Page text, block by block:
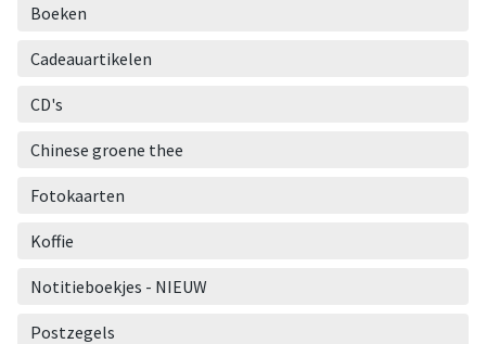
Boeken
Cadeauartikelen
CD's
Chinese groene thee
Fotokaarten
Koffie
Notitieboekjes - NIEUW
Postzegels